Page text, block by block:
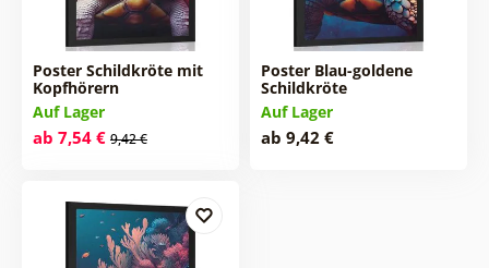
Poster Schildkröte mit
Kopfhörern
Auf Lager
ab 7,54 € 9,42 €
Poster Blau-goldene
Schildkröte
Auf Lager
ab 9,42 €